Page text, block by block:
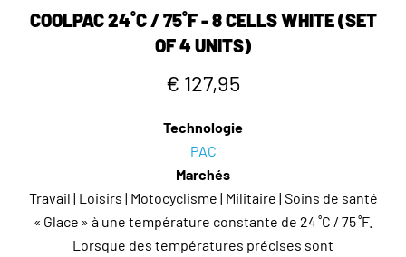
COOLPAC 24˚C / 75˚F - 8 CELLS WHITE (SET
OF 4 UNITS)
€ 127,95
Technologie
PAC
Marchés
Travail | Loisirs | Motocyclisme | Militaire | Soins de santé
« Glace » à une température constante de 24 ˚C / 75 ˚F.
Lorsque des températures précises sont